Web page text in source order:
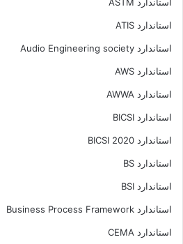
استاندارد ATIS
استاندارد Audio Engineering society
استاندارد AWS
استاندارد AWWA
استاندارد BICSI
استاندارد BICSI 2020
استاندارد BS
استاندارد BSI
استاندارد Business Process Framework
استاندارد CEMA